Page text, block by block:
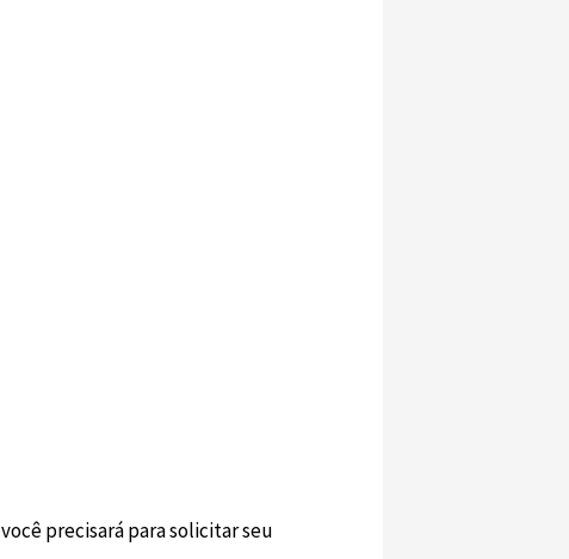
precisará para solicitar seu